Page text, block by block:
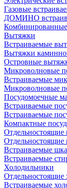
Газовые
ДОМИНО
Вытяжки
Встраиваемые
Вытяжки
Островные
Микроволновые
Встраиваемые
Микроволновые
Посудомоечные
Встраиваемые
Встраиваемые
Компактные
Встраиваемые
Встраиваемые
Холодильники
Отдельностоящие
Встраиваемые